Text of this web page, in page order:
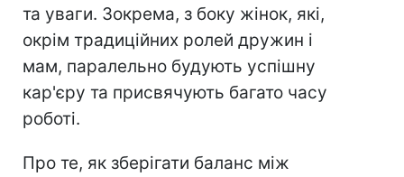
та уваги. Зокрема, з боку жінок, які,
окрім традиційних ролей дружин і
мам, паралельно будують успішну
кар'єру та присвячують багато часу
роботі.
Про те, як зберігати баланс між